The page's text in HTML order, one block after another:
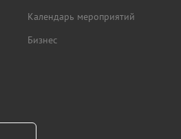
Календарь мероприятий
Бизнес